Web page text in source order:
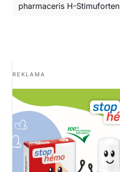
pharmaceris H-Stimuforten
REKLAMA